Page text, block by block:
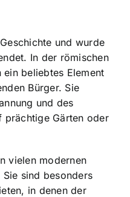
und wurde
In der römischen
beliebtes Element
Bürger. Sie
und des
prächtige Gärten oder
vielen modernen
sind besonders
in denen der